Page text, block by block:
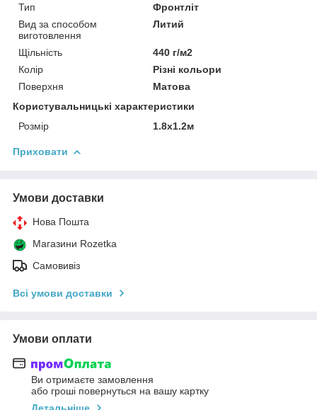
Тип
Фронтліт
Вид за способом
виготовлення
Литий
Щільність
440 г/м2
Колір
Різні кольори
Поверхня
Матова
Користувальницькі характеристики
Розмір
1.8x1.2м
Приховати
Умови доставки
Нова Пошта
Магазини Rozetka
Самовивіз
Всі умови доставки
Умови оплати
Ви отримаєте замовлення
або гроші повернуться на вашу картку